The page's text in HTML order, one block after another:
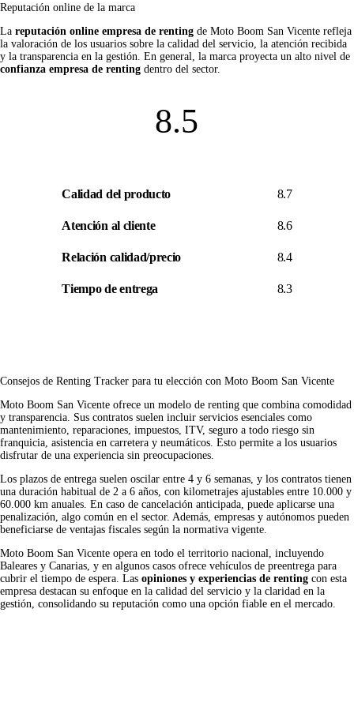
Reputación online de la marca
La reputación online empresa de renting de Moto Boom San Vicente refleja
la valoración de los usuarios sobre la calidad del servicio, la atención recibida
y la transparencia en la gestión. En general, la marca proyecta un alto nivel de
confianza empresa de renting dentro del sector.
8.5
Calidad del producto 8.7
Atención al cliente 8.6
Relación calidad/precio 8.4
Tiempo de entrega 8.3
Consejos de Renting Tracker para tu elección con Moto Boom San Vicente
Moto Boom San Vicente ofrece un modelo de renting que combina comodidad
y transparencia. Sus contratos suelen incluir servicios esenciales como
mantenimiento, reparaciones, impuestos, ITV, seguro a todo riesgo sin
franquicia, asistencia en carretera y neumáticos. Esto permite a los usuarios
disfrutar de una experiencia sin preocupaciones.
Los plazos de entrega suelen oscilar entre 4 y 6 semanas, y los contratos tienen
una duración habitual de 2 a 6 años, con kilometrajes ajustables entre 10.000 y
60.000 km anuales. En caso de cancelación anticipada, puede aplicarse una
penalización, algo común en el sector. Además, empresas y autónomos pueden
beneficiarse de ventajas fiscales según la normativa vigente.
Moto Boom San Vicente opera en todo el territorio nacional, incluyendo
Baleares y Canarias, y en algunos casos ofrece vehículos de preentrega para
cubrir el tiempo de espera. Las opiniones y experiencias de renting con esta
empresa destacan su enfoque en la calidad del servicio y la claridad en la
gestión, consolidando su reputación como una opción fiable en el mercado.